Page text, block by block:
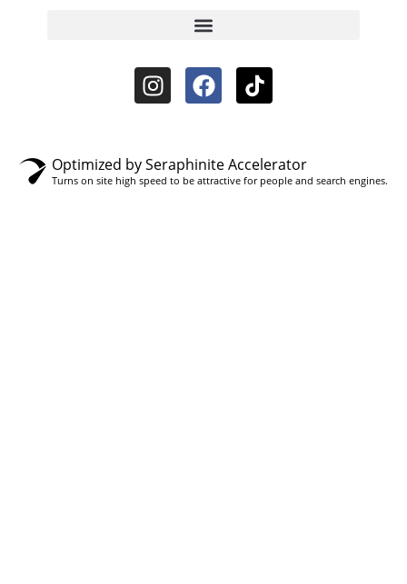
Optimized by Seraphinite Accelerator
Turns on site high speed to be attractive for people and search engines.